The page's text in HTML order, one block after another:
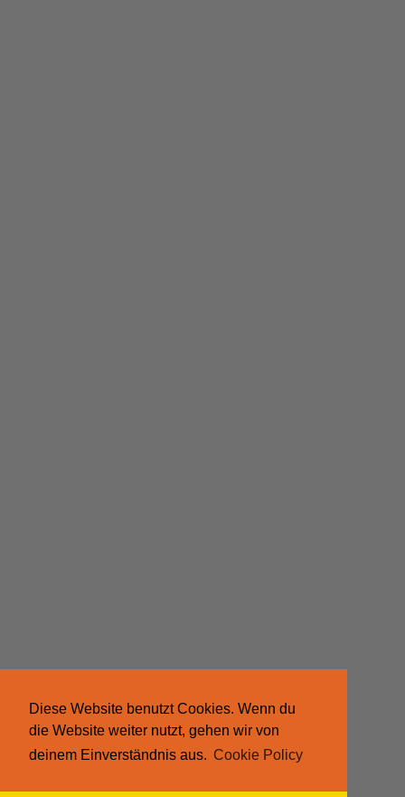
Diese Website benutzt Cookies. Wenn du
die Website weiter nutzt, gehen wir von
deinem Einverständnis aus. Cookie Policy